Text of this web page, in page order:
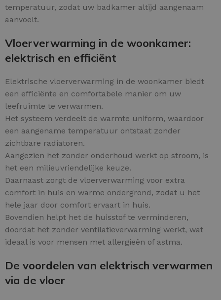
temperatuur, zodat uw badkamer altijd aangenaam
aanvoelt.
Vloerverwarming in de woonkamer:
elektrisch en efficiënt
Elektrische vloerverwarming in de woonkamer biedt
een efficiënte en comfortabele manier om uw
leefruimte te verwarmen.
Het systeem verdeelt de warmte uniform, waardoor
een aangename temperatuur ontstaat zonder
zichtbare radiatoren.
Aangezien het zonder onderhoud werkt op stroom, is
het een milieuvriendelijke keuze.
Daarnaast zorgt de vloerverwarming voor extra
comfort in huis en warme ondergrond, zodat u het
hele jaar door comfort ervaart in huis.
Bovendien helpt het de huisstof te verminderen,
doordat het zonder ventilatieverwarming werkt, wat
ideaal is voor mensen met allergieën of astma.
De voordelen van elektrisch verwarmen
via de vloer